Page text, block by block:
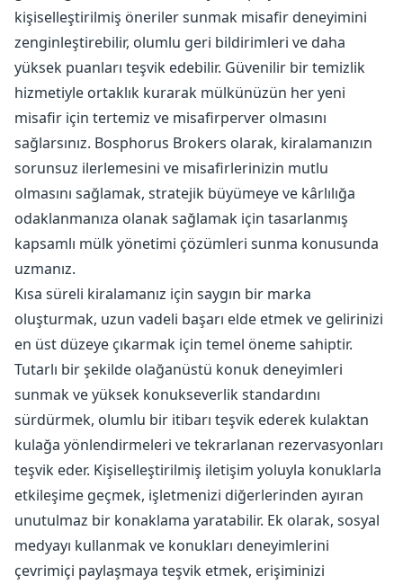
kişiselleştirilmiş öneriler sunmak misafir deneyimini
zenginleştirebilir, olumlu geri bildirimleri ve daha
yüksek puanları teşvik edebilir. Güvenilir bir temizlik
hizmetiyle ortaklık kurarak mülkünüzün her yeni
misafir için tertemiz ve misafirperver olmasını
sağlarsınız. Bosphorus Brokers olarak, kiralamanızın
sorunsuz ilerlemesini ve misafirlerinizin mutlu
olmasını sağlamak, stratejik büyümeye ve kârlılığa
odaklanmanıza olanak sağlamak için tasarlanmış
kapsamlı mülk yönetimi çözümleri sunma konusunda
uzmanız.
Kısa süreli kiralamanız için saygın bir marka
oluşturmak, uzun vadeli başarı elde etmek ve gelirinizi
en üst düzeye çıkarmak için temel öneme sahiptir.
Tutarlı bir şekilde olağanüstü konuk deneyimleri
sunmak ve yüksek konukseverlik standardını
sürdürmek, olumlu bir itibarı teşvik ederek kulaktan
kulağa yönlendirmeleri ve tekrarlanan rezervasyonları
teşvik eder. Kişiselleştirilmiş iletişim yoluyla konuklarla
etkileşime geçmek, işletmenizi diğerlerinden ayıran
unutulmaz bir konaklama yaratabilir. Ek olarak, sosyal
medyayı kullanmak ve konukları deneyimlerini
çevrimiçi paylaşmaya teşvik etmek, erişiminizi